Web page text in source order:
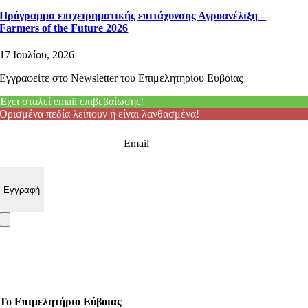
Πρόγραμμα επιχειρηματικής επιτάχυνσης Αγροανέλιξη –
Farmers of the Future 2026
17 Ιουλίου, 2026
Εγγραφείτε στο Newsletter του Επιμελητηρίου Ευβοίας
Έχει σταλεί email επιβεβαίωσης!
Ορισμένα πεδία λείπουν ή είναι λανθασμένα!
Email
Το Επιμελητήριο Εύβοιας